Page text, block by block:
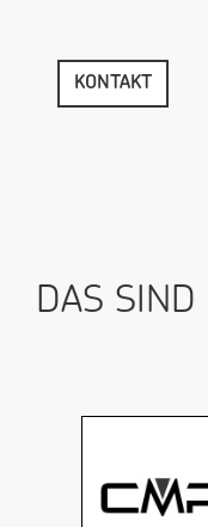
KONTAKT
DAS SIND